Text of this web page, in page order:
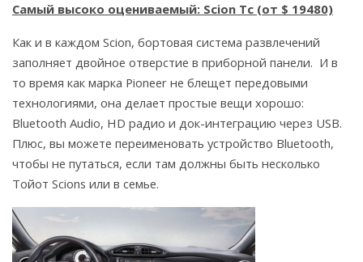
Самый высоко оцениваемый: Scion Tc (от $ 19480)
Как и в каждом Scion, бортовая система развлечений
заполняет двойное отверстие в приборной панели. И в
то время как марка Pioneer не блещет передовыми
технологиями, она делает простые вещи хорошо:
Bluetooth Audio, HD радио и док-интеграцию через USB.
Плюс, вы можете переименовать устройство Bluetooth,
чтобы не путаться, если там должны быть несколько
Тойот Scions или в семье.